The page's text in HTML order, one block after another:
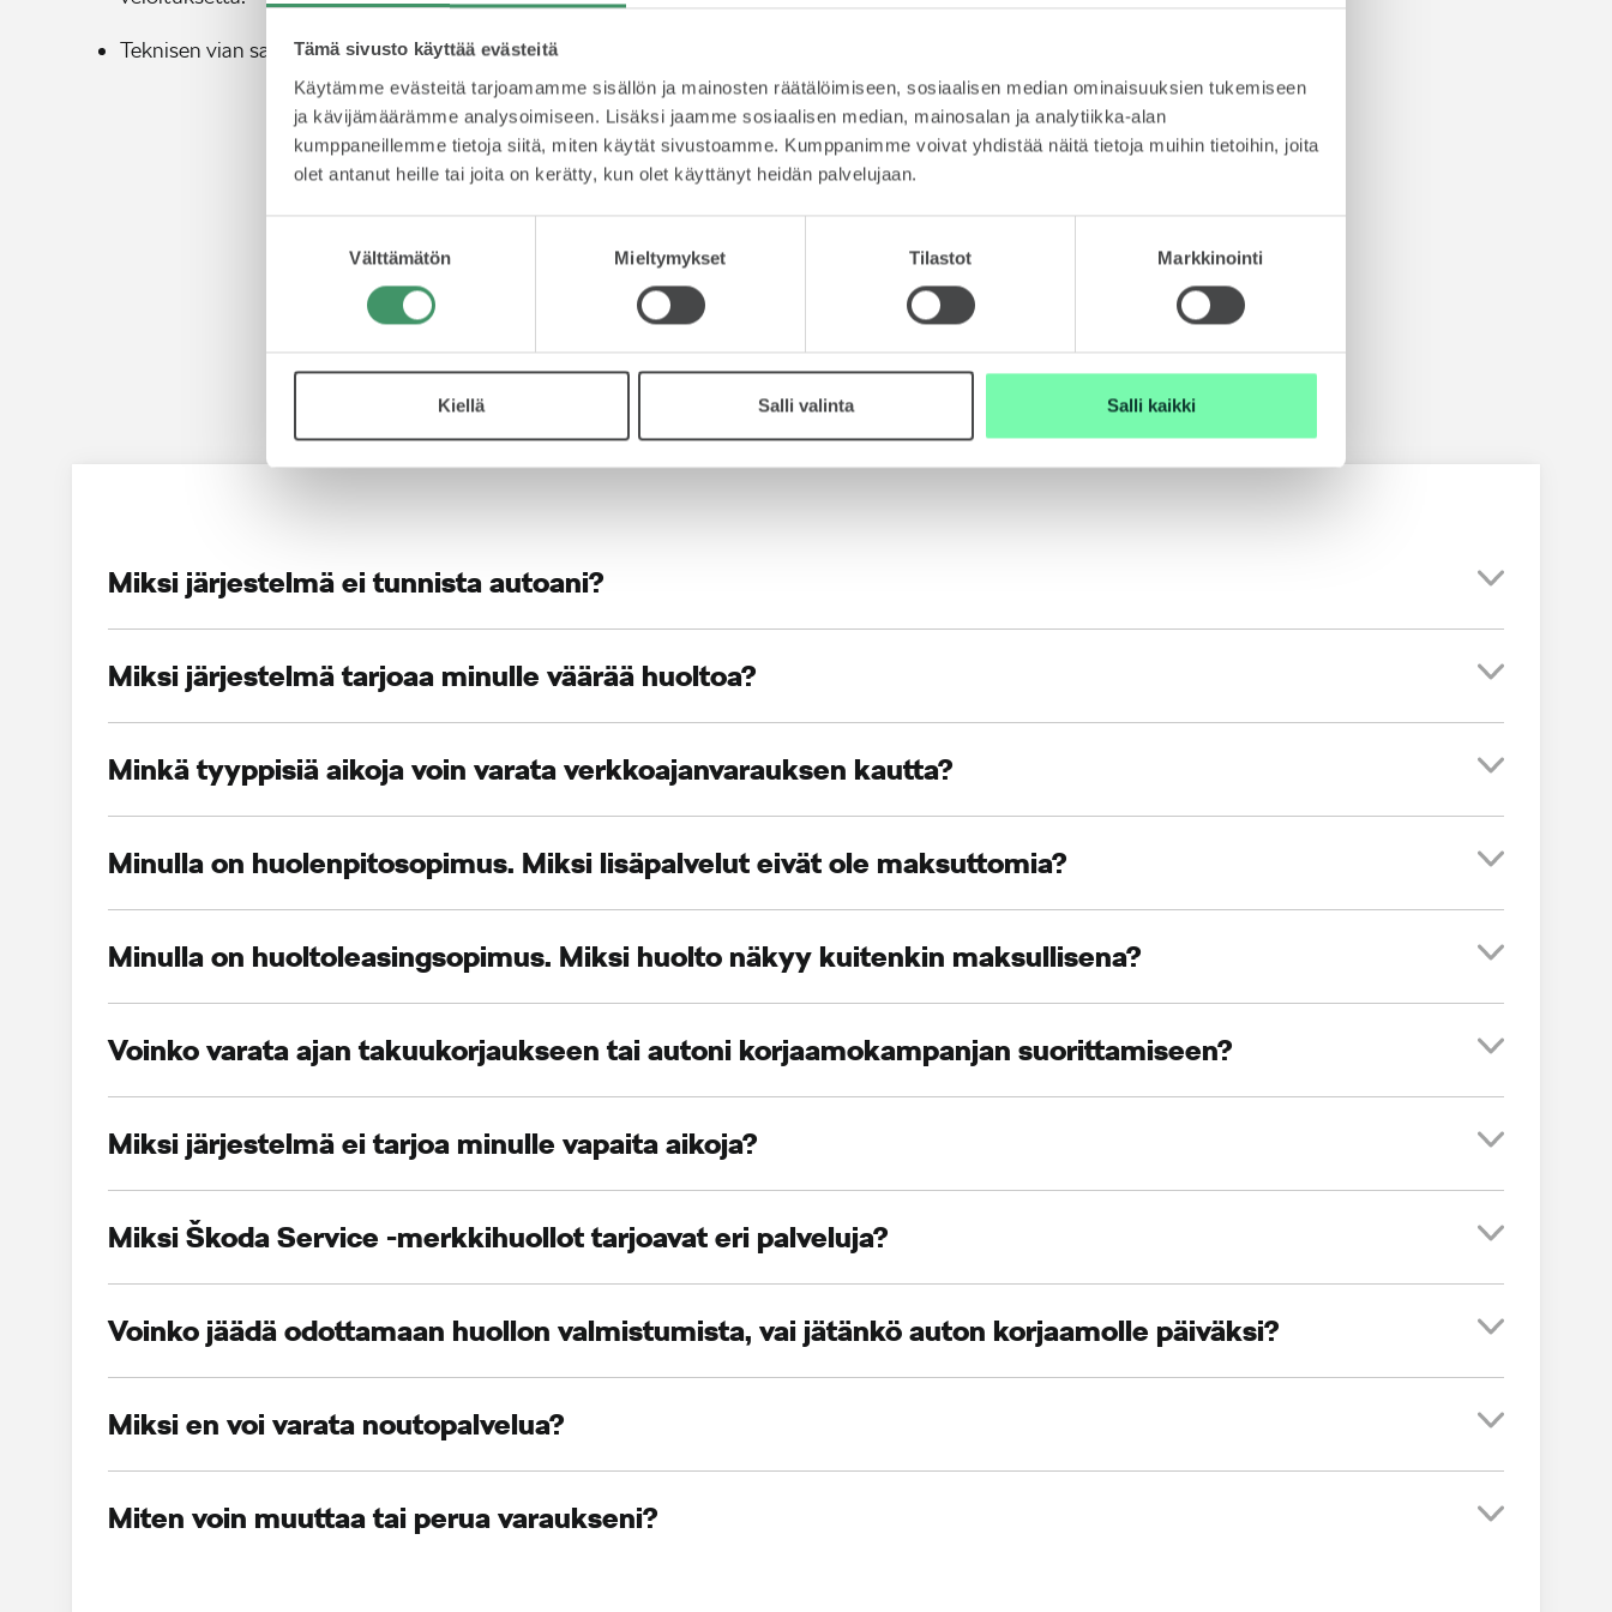
Tämä sivusto käyttää evästeitä
Käytämme evästeitä tarjoamamme sisällön ja mainosten räätälöimiseen, sosiaalisen median ominaisuuksien tukemiseen
ja kävijämäärämme analysoimiseen. Lisäksi jaamme sosiaalisen median, mainosalan ja analytiikka-alan
kumppaneillemme tietoja siitä, miten käytät sivustoamme. Kumppanimme voivat yhdistää näitä tietoja muihin tietoihin, joita
olet antanut heille tai joita on kerätty, kun olet käyttänyt heidän palvelujaan.
Välttämätön Mieltymykset Tilastot Markkinointi
Kiellä Salli valinta Salli kaikki
Teknisen vian sattuessa Škoda Ajoturva tarjoaa avun paikan päälle veloituksetta. Lue tarkemmat tiedot
Usein kysytyt kysymykset
Miksi järjestelmä ei tunnista autoani?
Miksi järjestelmä tarjoaa minulle väärää huoltoa?
Minkä tyyppisiä aikoja voin varata verkkoajanvarauksen kautta?
Minulla on huolenpitosopimus. Miksi lisäpalvelut eivät ole maksuttomia?
Minulla on huoltoleasingsopimus. Miksi huolto näkyy kuitenkin maksullisena?
Voinko varata ajan takuukorjaukseen tai autoni korjaamokampanjan suorittamiseen?
Miksi järjestelmä ei tarjoa minulle vapaita aikoja?
Miksi Škoda Service -merkkihuollot tarjoavat eri palveluja?
Voinko jäädä odottamaan huollon valmistumista, vai jätänkö auton korjaamolle päiväksi?
Miksi en voi varata noutopalvelua?
Miten voin muuttaa tai perua varaukseni?